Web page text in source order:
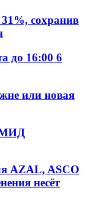
сохранив
до 16:00 6
или новая
МИД
AZAL, ASCO
несёт